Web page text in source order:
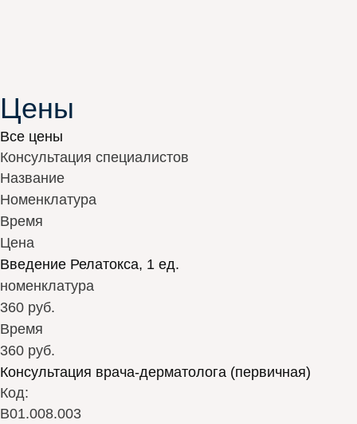
Цены
Все цены
Консультация специалистов
Название
Номенклатура
Время
Цена
Введение Релатокса, 1 ед.
номенклатура
360 руб.
Время
360 руб.
Консультация врача-дерматолога (первичная)
Код:
В01.008.003